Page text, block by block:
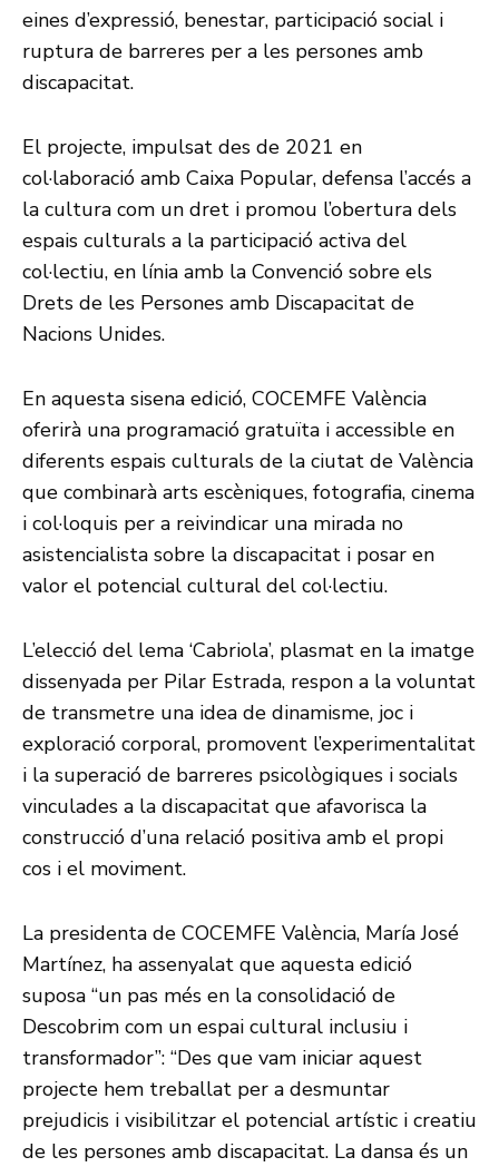
eines d’expressió, benestar, participació social i
ruptura de barreres per a les persones amb
discapacitat.
El projecte, impulsat des de 2021 en
col·laboració amb Caixa Popular, defensa l’accés a
la cultura com un dret i promou l’obertura dels
espais culturals a la participació activa del
col·lectiu, en línia amb la Convenció sobre els
Drets de les Persones amb Discapacitat de
Nacions Unides.
En aquesta sisena edició, COCEMFE València
oferirà una programació gratuïta i accessible en
diferents espais culturals de la ciutat de València
que combinarà arts escèniques, fotografia, cinema
i col·loquis per a reivindicar una mirada no
asistencialista sobre la discapacitat i posar en
valor el potencial cultural del col·lectiu.
L’elecció del lema ‘Cabriola’, plasmat en la imatge
dissenyada per Pilar Estrada, respon a la voluntat
de transmetre una idea de dinamisme, joc i
exploració corporal, promovent l’experimentalitat
i la superació de barreres psicològiques i socials
vinculades a la discapacitat que afavorisca la
construcció d’una relació positiva amb el propi
cos i el moviment.
La presidenta de COCEMFE València, María José
Martínez, ha assenyalat que aquesta edició
suposa “un pas més en la consolidació de
Descobrim com un espai cultural inclusiu i
transformador”: “Des que vam iniciar aquest
projecte hem treballat per a desmuntar
prejudicis i visibilitzar el potencial artístic i creatiu
de les persones amb discapacitat. La dansa és un